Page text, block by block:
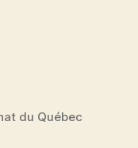
du Québec